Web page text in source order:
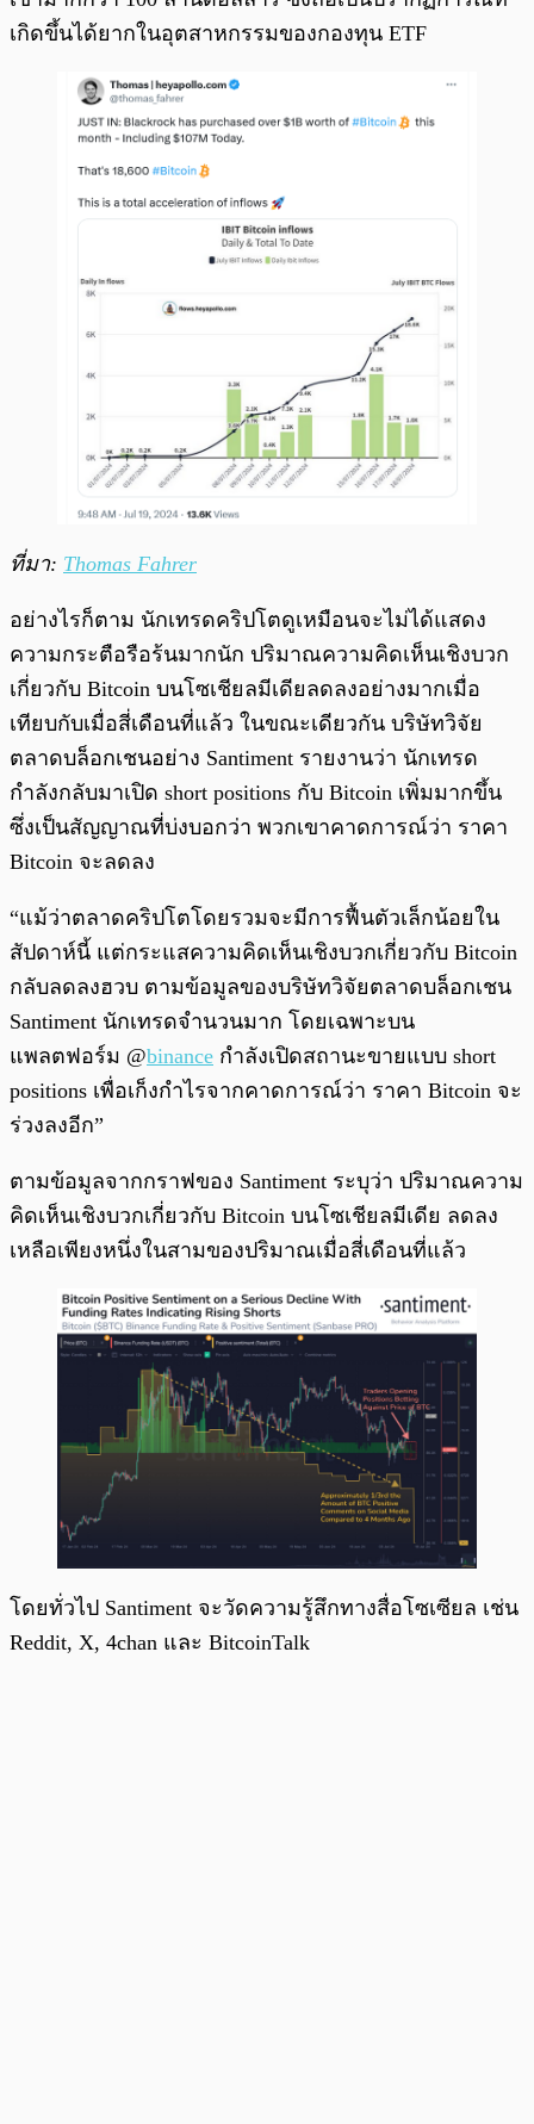
เกิดขึ้นได้ยากในอุตสาหกรรมของกองทุน ETF
ที่มา: Thomas Fahrer
อย่างไรก็ตาม นักเทรดคริปโตดูเหมือนจะไม่ได้แสดง
ความกระตือรือร้นมากนัก ปริมาณความคิดเห็นเชิงบวก
เกี่ยวกับ Bitcoin บนโซเชียลมีเดียลดลงอย่างมากเมื่อ
เทียบกับเมื่อสี่เดือนที่แล้ว ในขณะเดียวกัน บริษัทวิจัย
ตลาดบล็อกเชนอย่าง Santiment รายงานว่า นักเทรด
กำลังกลับมาเปิด short positions กับ Bitcoin เพิ่มมากขึ้น
ซึ่งเป็นสัญญาณที่บ่งบอกว่า พวกเขาคาดการณ์ว่า ราคา
Bitcoin จะลดลง
“แม้ว่าตลาดคริปโตโดยรวมจะมีการฟื้นตัวเล็กน้อยใน
สัปดาห์นี้ แต่กระแสความคิดเห็นเชิงบวกเกี่ยวกับ Bitcoin
กลับลดลงฮวบ ตามข้อมูลของบริษัทวิจัยตลาดบล็อกเชน
Santiment นักเทรดจำนวนมาก โดยเฉพาะบน
แพลตฟอร์ม @binance กำลังเปิดสถานะขายแบบ short
positions เพื่อเก็งกำไรจากคาดการณ์ว่า ราคา Bitcoin จะ
ร่วงลงอีก”
ตามข้อมูลจากกราฟของ Santiment ระบุว่า ปริมาณความ
คิดเห็นเชิงบวกเกี่ยวกับ Bitcoin บนโซเชียลมีเดีย ลดลง
เหลือเพียงหนึ่งในสามของปริมาณเมื่อสี่เดือนที่แล้ว
โดยทั่วไป Santiment จะวัดความรู้สึกทางสื่อโซเซียล เช่น
Reddit, X, 4chan และ BitcoinTalk